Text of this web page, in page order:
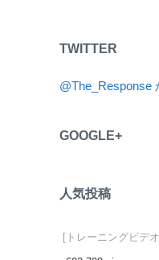
TWITTER
@The_Response
GOOGLE+
人気投稿
[トレーニングビデ